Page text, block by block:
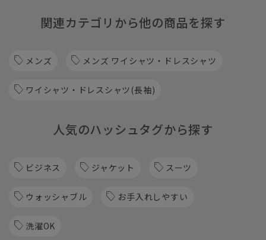
関連カテゴリから他の商品を探す
メンズ メンズ ワイシャツ・ドレスシャツ
ワイシャツ・ドレスシャツ(長袖)
人気のハッシュタグから探す
ビジネス ジャケット スーツ
ウォッシャブル お手入れしやすい
洗濯OK